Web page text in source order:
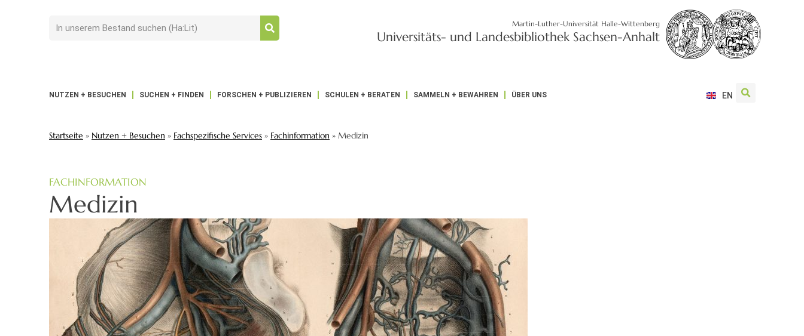
Martin-Luther-Universität Halle-Wittenberg
Universitäts- und Landesbibliothek Sachsen-Anhalt
NUTZEN + BESUCHEN SUCHEN + FINDEN FORSCHEN + PUBLIZIEREN SCHULEN + BERATEN SAMMELN + BEWAHREN ÜBER UNS EN
Startseite » Nutzen + Besuchen » Fachspezifische Services » Fachinformation » Medizin
FACHINFORMATION
Medizin